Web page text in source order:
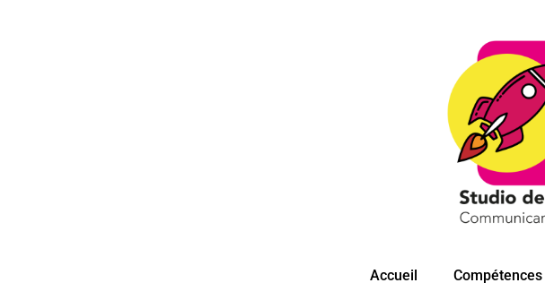
Accueil Compétences